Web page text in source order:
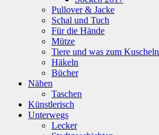
Pullover & Jacke
Schal und Tuch
Für die Hände
Mütze
Tiere und was zum Kuscheln
Häkeln
Bücher
Nähen
Taschen
Künstlerisch
Unterwegs
Lecker